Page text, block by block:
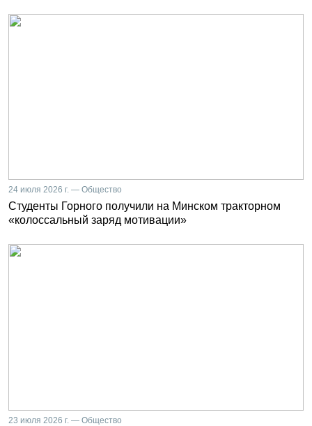
24 июля 2026 г. — Общество
Студенты Горного получили на Минском тракторном
«колоссальный заряд мотивации»
23 июля 2026 г. — Общество